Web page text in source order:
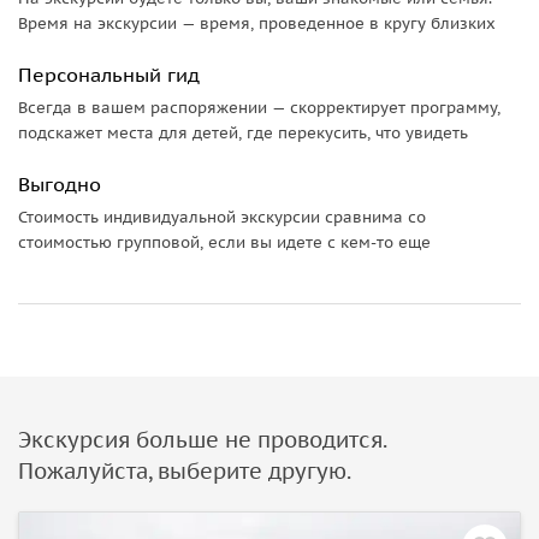
Время на экскурсии — время, проведенное в кругу близких
Персональный гид
Всегда в вашем распоряжении — скорректирует программу,
подскажет места для детей, где перекусить, что увидеть
Выгодно
Стоимость индивидуальной экскурсии сравнима со
стоимостью групповой, если вы идете с кем-то еще
Экскурсия больше не проводится.
Пожалуйста, выберите другую.